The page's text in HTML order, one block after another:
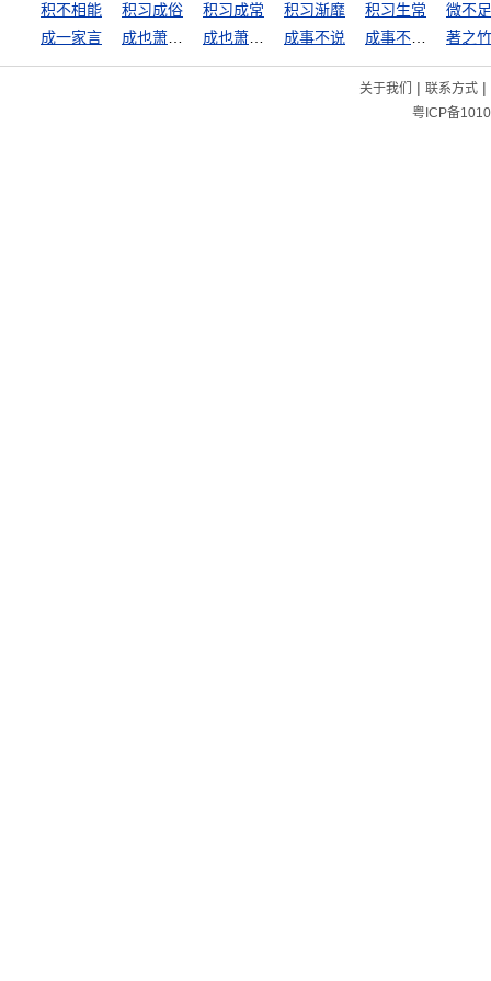
积不相能 积习成俗 积习成常 积习渐靡 积习生常
微不
成一家言
成事不说 著之
关于我们 | 联系方式|
粤ICP备